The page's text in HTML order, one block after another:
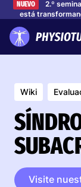
NUEVO
2.º
está
Wiki
Visite